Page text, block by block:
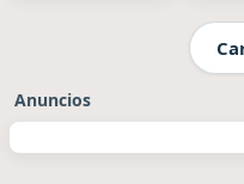
Anuncios